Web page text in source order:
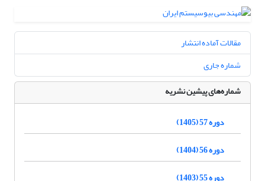
مقالات آماده انتشار
شماره جاری
شماره‌های پیشین نشریه
دوره 57 (1405)
دوره 56 (1404)
دوره 55 (1403)